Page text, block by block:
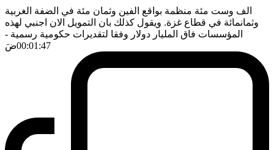
الف وست مئة منظمة بواقع الفين وثمان مئة في الضفة الغربية
وثمانمائة في قطاع غزة. ويقول كذلك بان التمويل الان اجنبي لهذه
المؤسسات فاق المليار دولار وفقا لتقديرات حكومية رسمية -
00:01:47ضَ